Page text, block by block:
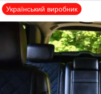
Український виробник